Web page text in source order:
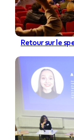
Retour sur le